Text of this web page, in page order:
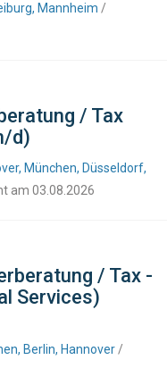
Mannheim /
/ Tax
d)
München, Düsseldorf,
am 03.08.2026
/ Tax -
Services)
Berlin, Hannover /